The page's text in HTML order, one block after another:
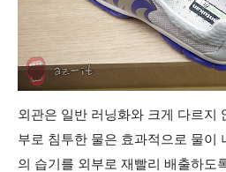
외관은 일반 러닝화와 크게 다르지
부로 침투한 물은 효과적으로 물이
의 습기를 외부로 재빨리 배출하도